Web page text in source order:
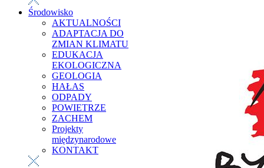
Środowisko
AKTUALNOŚCI
ADAPTACJA DO
ZMIAN KLIMATU
EDUKACJA
EKOLOGICZNA
GEOLOGIA
HAŁAS
ODPADY
POWIETRZE
ZACHEM
Projekty
międzynarodowe
KONTAKT